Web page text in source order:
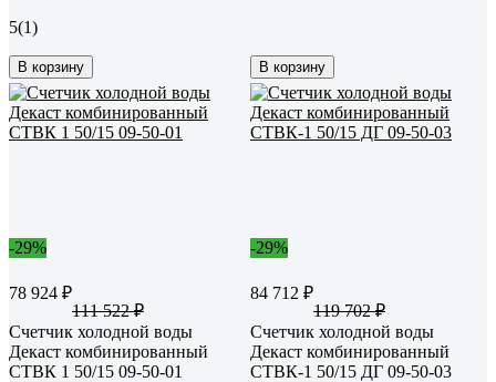
5(1)
В корзину В корзину
-29%
78 924 ₽
111 522 ₽
Счетчик холодной воды
Декаст комбинированный
СТВК 1 50/15 09-50-01
-29%
84 712 ₽
119 702 ₽
Счетчик холодной воды
Декаст комбинированный
СТВК-1 50/15 ДГ 09-50-03